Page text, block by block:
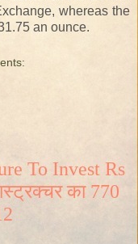
whereas the
an ounce.
To Invest Rs
का 770